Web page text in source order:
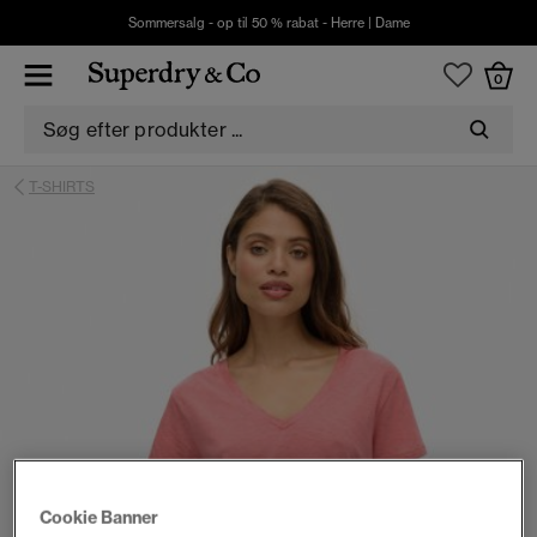
Sommersalg - op til 50 % rabat - Herre| Dame
0
T-SHIRTS
Cookie Banner